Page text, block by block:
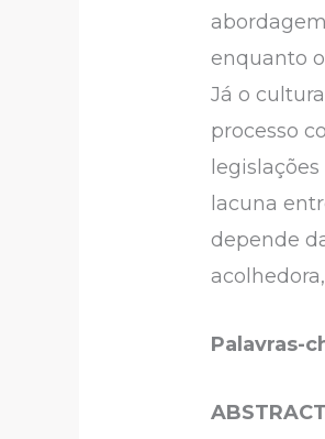
enquanto
Já o
processo
lacuna
depende
Palavras-
ABSTRACT